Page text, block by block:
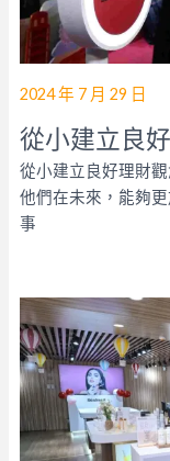
2024 年 7 月 29 日
從小建立良
從小建立良好理財
他們在未來，能夠
事